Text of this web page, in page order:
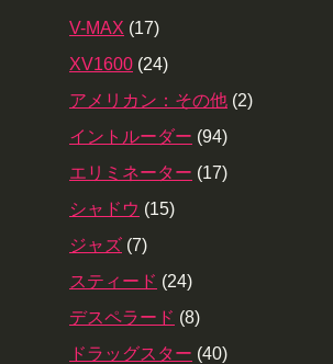
V-MAX (17)
XV1600 (24)
アメリカン：その他 (2)
イントルーダー (94)
エリミネーター (17)
シャドウ (15)
ジャズ (7)
スティード (24)
デスペラード (8)
ドラッグスター (40)